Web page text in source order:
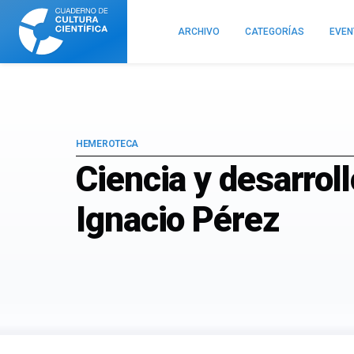
Cuaderno
Cultura
Científica
ARCHIVO CATEGORÍAS
Ciencia y
Ignacio Pérez
HEMEROTECA